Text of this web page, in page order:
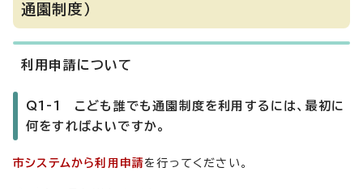
通園制度）
利用申請について
Q1-1 こども誰でも通園制度を利用するには、最初に
何をすればよいですか。
市システムから利用申請を行ってください。